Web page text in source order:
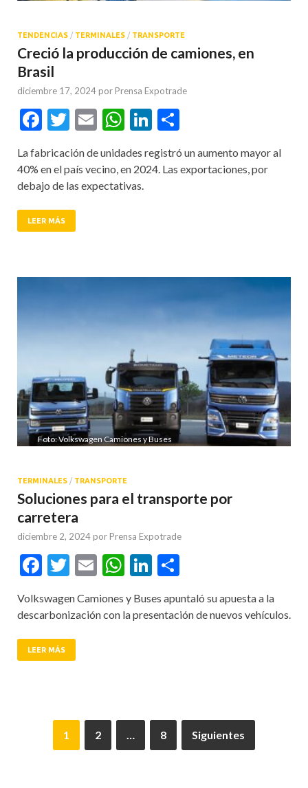
TENDENCIAS / TERMINALES / TRANSPORTE
Creció la producción de camiones, en
Brasil
diciembre 17, 2024 por Prensa Expotrade
Facebook
Twitter
EmailWhatsApp
LinkedIn
La fabricación de unidades registró un aumento mayor al
40% en el país vecino, en 2024. Las exportaciones, por
debajo de las expectativas.
LEER MÁS
Foto: Volkswagen Camiones y Buses
TERMINALES / TRANSPORTE
Soluciones para el transporte por
carretera
diciembre 2, 2024 por Prensa Expotrade
Facebook
Twitter
EmailWhatsApp
LinkedIn
Volkswagen Camiones y Buses apuntaló su apuesta a la
descarbonización con la presentación de nuevos vehículos.
LEER MÁS
1 2 … 8 Siguientes